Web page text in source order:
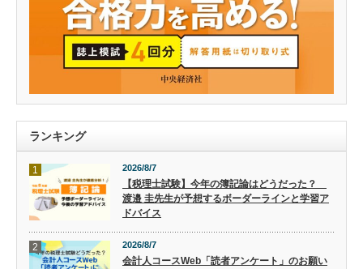
ランキング
1 2026/8/7
【税理士試験】今年の簿記論はどうだった？
渡邉 圭先生が予想するボーダーラインと学習ア
ドバイス
2 2026/8/7
会計人コースWeb「読者アンケート」のお願い